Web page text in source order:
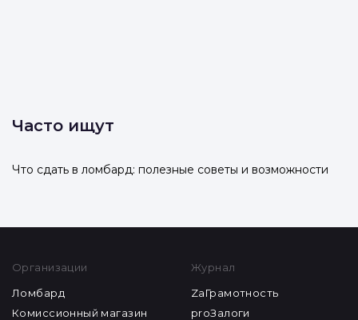
Часто ищут
Что сдать в ломбард: полезные советы и возможности
Организации
Ломбард
Комиссионный магазин
Журнал
ZaГрамотность
proЗалоги